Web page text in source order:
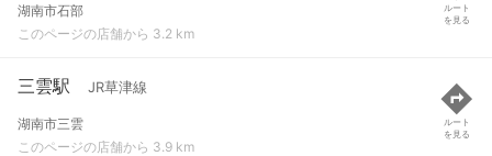
湖南市石部
このページの店舗から 3.2 km
ルート
を見る
三雲駅 JR草津線
湖南市三雲
このページの店舗から 3.9 km
ルート
を見る